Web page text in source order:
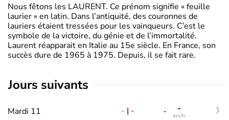
Nous fêtons les LAURENT. Ce prénom signifie « feuille
laurier » en latin. Dans l’antiquité, des couronnes de
lauriers étaient tressées pour les vainqueurs. C’est le
symbole de la victoire, du génie et de l’immortalité.
Laurent réapparait en Italie au 15e siècle. En France, son
succès dure de 1965 à 1975. Depuis, il se fait rare.
jours suivants
Mardi 11 - | - - -
km/h